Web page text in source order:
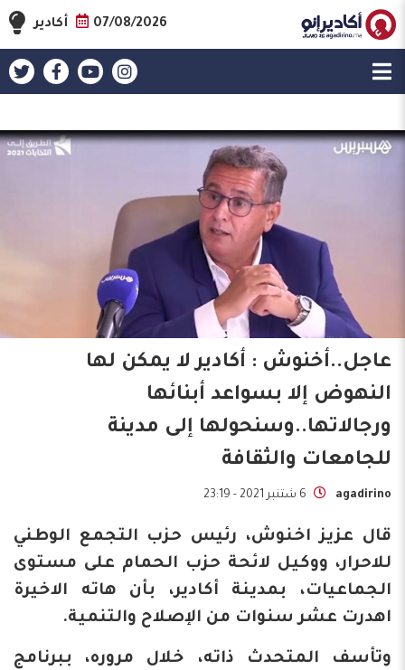
07/08/2026 أكادير
عاجل..أخنوش : أكادير لا يمكن لها
النهوض إلا بسواعد أبنائها
ورجالاتها..وسنحولها إلى مدينة
للجامعات والثقافة
agadirino 6 شتنبر 2021 - 23:19
قال عزيز اخنوش، رئيس حزب التجمع الوطني
للاحرار، ووكيل لائحة حزب الحمام على مستوى
الجماعيات، بمدينة أكادير، بأن هاته الاخيرة
اهدرت عشر سنوات من الإصلاح والتنمية.
وتأسف المتحدث ذاته، خلال مروره، ببرنامج